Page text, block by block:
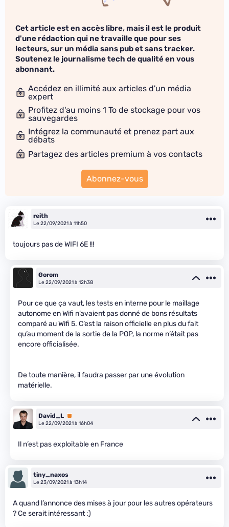
Cet article est en accès libre, mais il est le produit
d'une rédaction qui ne travaille que pour ses
lecteurs, sur un média sans pub et sans tracker.
Soutenez le journalisme tech de qualité en vous
abonnant.
Accédez en illimité aux articles d'un média
expert
Profitez d'au moins 1 To de stockage pour vos
sauvegardes
Intégrez la communauté et prenez part aux
débats
Partagez des articles premium à vos contacts
Abonnez-vous
reith
Le 22/09/2021 à 11h50
toujours pas de WIFI 6E !!!
Gorom
Le 22/09/2021 à 12h38
Pour ce que ça vaut, les tests en interne pour le maillage
autonome en Wifi n’avaient pas donné de bons résultats
comparé au Wifi 5. C’est la raison officielle en plus du fait
qu’au moment de la sortie de la POP, la norme n’était pas
encore officialisée.
De toute manière, il faudra passer par une évolution
matérielle.
David_L Premium
Le 22/09/2021 à 16h04
Il n’est pas exploitable en France
tiny_naxos
Le 23/09/2021 à 13h14
A quand l’annonce des mises à jour pour les autres opérateurs
? Ce serait intéressant :)